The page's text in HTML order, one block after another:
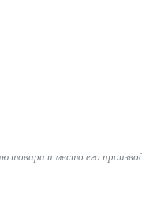
товара и место его